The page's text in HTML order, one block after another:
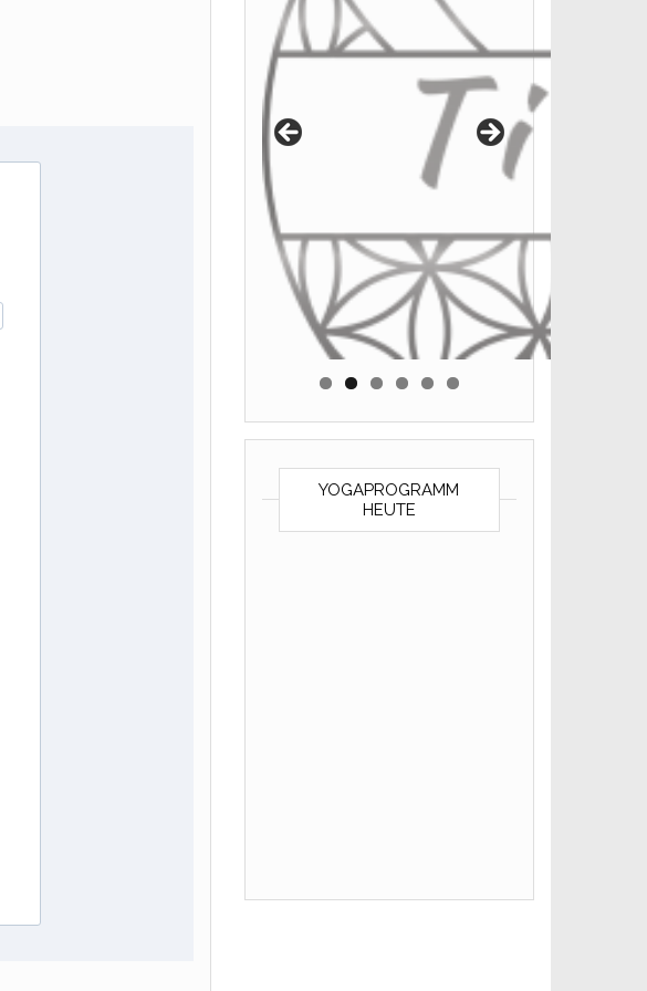
YOGAPROGRAMM
HEUTE